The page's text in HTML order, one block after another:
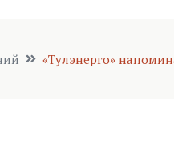
«Тулэнерго»